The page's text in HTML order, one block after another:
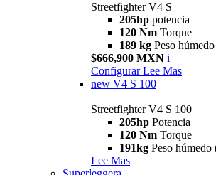
Streetfighter V4 S
205hp potencia
120 Nm Torque
189 kg Peso
$666,900 MXN i
Configurar Lee Mas
new V4 S 100
Streetfighter V4 S 100
205hp Potencia
120 Nm Torque
191kg Peso
Lee Mas